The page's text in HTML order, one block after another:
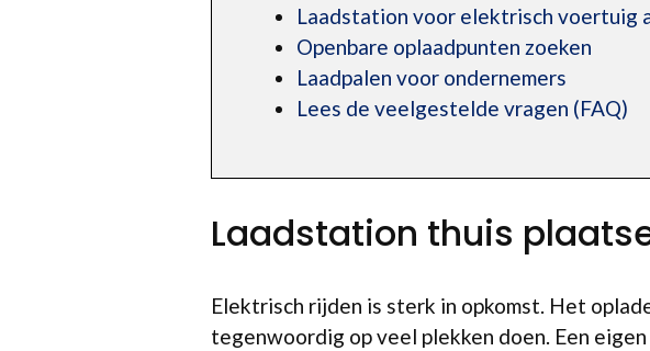
Laadstation voor elektrisch voertuig
Openbare oplaadpunten zoeken
Laadpalen voor ondernemers
Lees de veelgestelde vragen (FAQ)
Laadstation thuis
Elektrisch rijden is sterk in opkomst. Het
tegenwoordig op veel plekken doen. Een